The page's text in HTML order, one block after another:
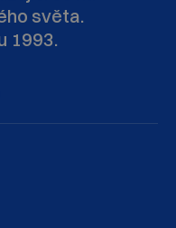
světa.
1993.